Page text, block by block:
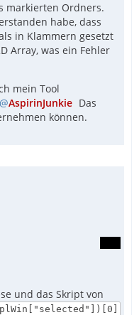
markierten Ordners.
habe, dass
in Klammern gesetzt
Array, was ein Fehler
mein Tool
AspirinJunkie Das
können.
und das Skript von